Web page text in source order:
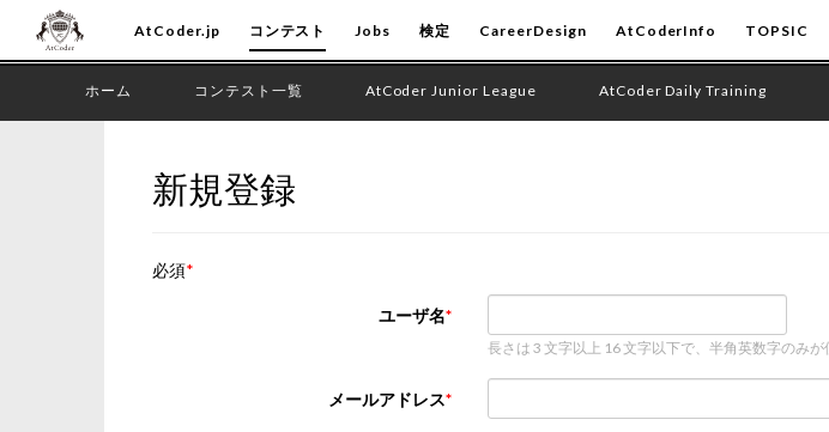
AtCoder.jp コンテスト Jobs 検定 CareerDesign AtCoderInfo TOPSIC
ホーム コンテスト一覧 AtCoder Junior League AtCoder Daily Training
新規登録
必須
ユーザ名
長さは 3 文字以上 16 文字以下で、半角英数字のみが
メールアドレス